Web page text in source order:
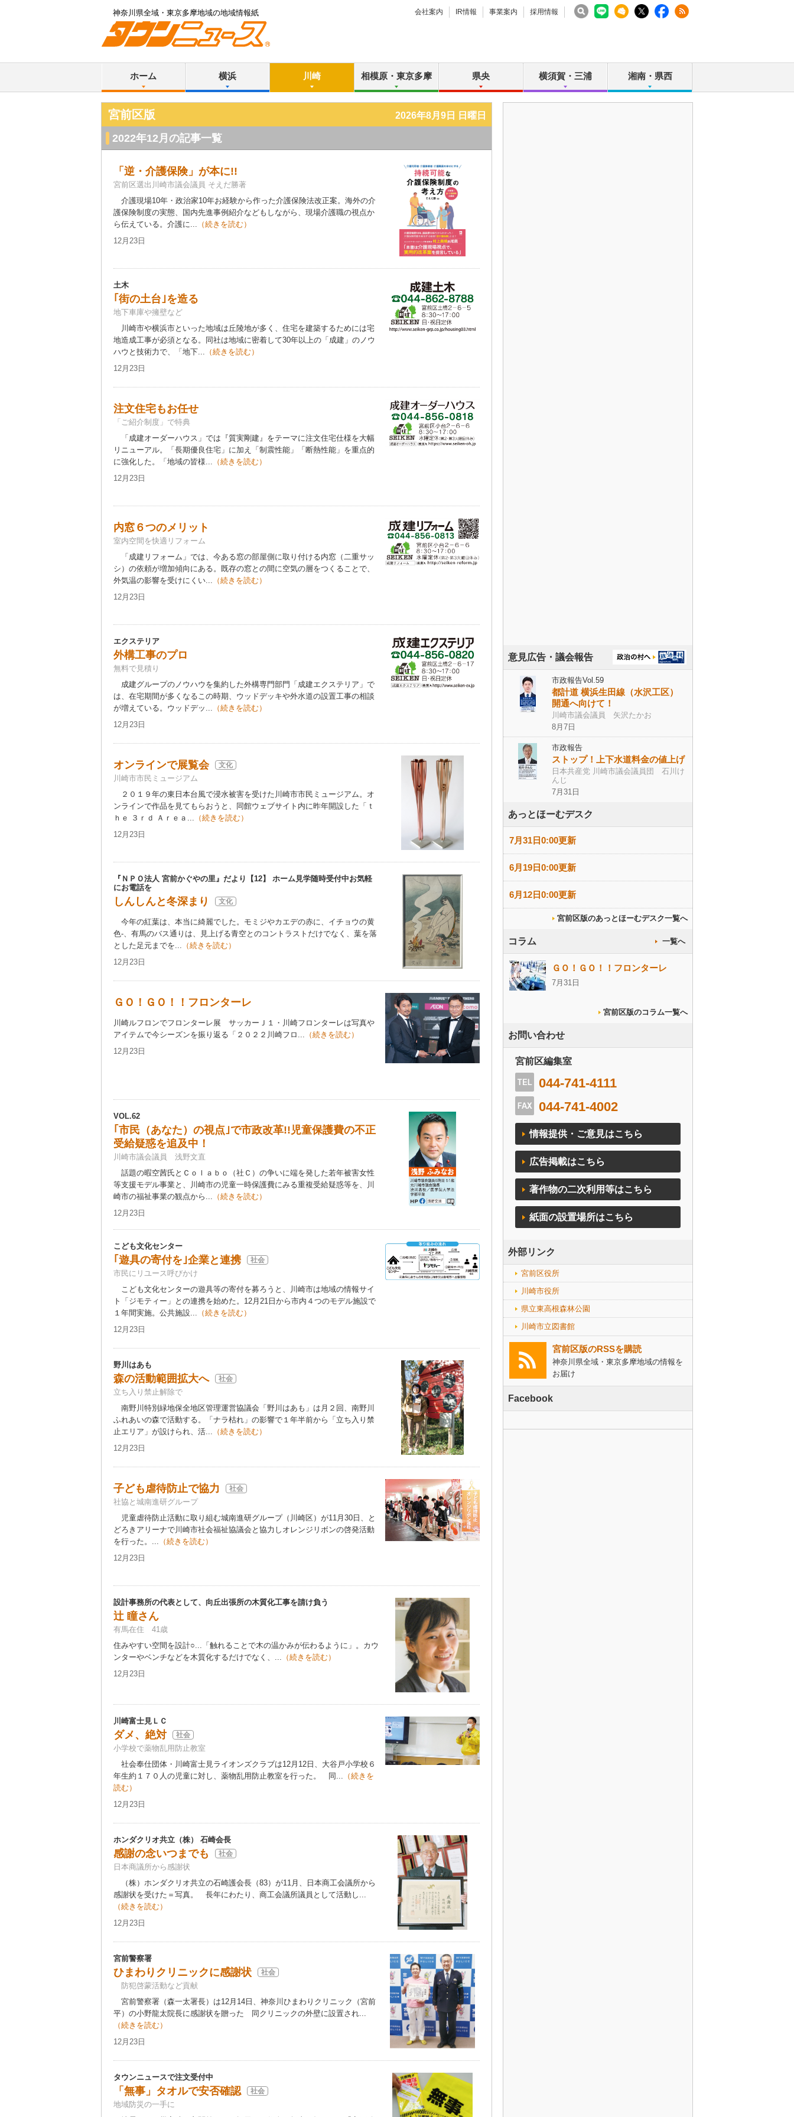
神奈川県全域・東京多摩地域の地域情報紙 会社案内 IR情報 事業案内 採用情報
ホーム 横浜 川崎 相模原・東京多摩 県央 横須賀・三浦 湘南・県西
宮前区版 2026年8月9日 日曜日
2022年12月の記事一覧
「逆・介護保険」が本に!!
宮前区選出川崎市議会議員 そえだ勝著
介護現場10年・政治家10年お経験から作った介護保険法改正案。海外の介
護保険制度の実態、国内先進事例紹介などもしながら、現場介護職の視点か
ら伝えている。介護に... （続きを読む）
12月23日
土木
｢街の土台｣を造る
地下車庫や擁壁など
川崎市や横浜市といった地域は丘陵地が多く、住宅を建築するためには宅
地造成工事が必須となる。同社は地域に密着して30年以上の「成建」のノウ
ハウと技術力で、「地下... （続きを読む）
12月23日
注文住宅もお任せ
「ご紹介制度」で特典
「成建オーダーハウス」では『質実剛建』をテーマに注文住宅仕様を大幅
リニューアル。「長期優良住宅」に加え「制震性能」「断熱性能」を重点的
に強化した。「地域の皆様... （続きを読む）
12月23日
内窓６つのメリット
室内空間を快適リフォーム
「成建リフォーム」では、今ある窓の部屋側に取り付ける内窓（二重サッ
シ）の依頼が増加傾向にある。既存の窓との間に空気の層をつくることで、
外気温の影響を受けにくい... （続きを読む）
12月23日
エクステリア
外構工事のプロ
無料で見積り
成建グループのノウハウを集約した外構専門部門「成建エクステリア」で
は、在宅期間が多くなるこの時期、ウッドデッキや外水道の設置工事の相談
が増えている。ウッドデッ... （続きを読む）
12月23日
オンラインで展覧会 文化
川崎市市民ミュージアム
２０１９年の東日本台風で浸水被害を受けた川崎市市民ミュージアム。オ
ンラインで作品を見てもらおうと、同館ウェブサイト内に昨年開設した「ｔ
ｈｅ ３ｒｄ Ａｒｅａ... （続きを読む）
12月23日
『ＮＰＯ法人 宮前かぐやの里』だより【12】 ホーム見学随時受付中お気軽
にお電話を
しんしんと冬深まり 文化
今年の紅葉は、本当に綺麗でした。モミジやカエデの赤に、イチョウの黄
色-、有馬のバス通りは、見上げる青空とのコントラストだけでなく、葉を落
とした足元までを... （続きを読む）
12月23日
ＧＯ！ＧＯ！！フロンターレ
川崎ルフロンでフロンターレ展 サッカーＪ１・川崎フロンターレは写真や
アイテムで今シーズンを振り返る「２０２２川崎フロ... （続きを読む）
12月23日
VOL.62
｢市民（あなた）の視点｣で市政改革!!児童保護費の不正
受給疑惑を追及中！
川崎市議会議員 浅野文直
話題の暇空茜氏とＣｏｌａｂｏ（社Ｃ）の争いに端を発した若年被害女性
等支援モデル事業と、川崎市の児童一時保護費にみる重複受給疑惑等を、川
崎市の福祉事業の観点から... （続きを読む）
12月23日
こども文化センター
｢遊具の寄付を｣企業と連携 社会
市民にリユース呼びかけ
こども文化センターの遊具等の寄付を募ろうと、川崎市は地域の情報サイ
ト「ジモティー」との連携を始めた。12月21日から市内４つのモデル施設で
１年間実施。公共施設... （続きを読む）
12月23日
野川はあも
森の活動範囲拡大へ 社会
立ち入り禁止解除で
南野川特別緑地保全地区管理運営協議会「野川はあも」は月２回、南野川
ふれあいの森で活動する。「ナラ枯れ」の影響で１年半前から「立ち入り禁
止エリア」が設けられ、活... （続きを読む）
12月23日
子ども虐待防止で協力 社会
社協と城南進研グループ
児童虐待防止活動に取り組む城南進研グループ（川崎区）が11月30日、と
どろきアリーナで川崎市社会福祉協議会と協力しオレンジリボンの啓発活動
を行った。... （続きを読む）
12月23日
設計事務所の代表として、向丘出張所の木質化工事を請け負う
辻 瞳さん
有馬在住 41歳
住みやすい空間を設計○...「触れることで木の温かみが伝わるように」。カウ
ンターやベンチなどを木質化するだけでなく、... （続きを読む）
12月23日
川崎富士見ＬＣ
ダメ、絶対 社会
小学校で薬物乱用防止教室
社会奉仕団体・川崎富士見ライオンズクラブは12月12日、大谷戸小学校６
年生約１７０人の児童に対し、薬物乱用防止教室を行った。 同... （続きを
読む）
12月23日
ホンダクリオ共立（株） 石崎会長
感謝の念いつまでも 社会
日本商議所から感謝状
（株）ホンダクリオ共立の石崎護会長（83）が11月、日本商工会議所から
感謝状を受けた＝写真。 長年にわたり、商工会議所議員として活動し...
（続きを読む）
12月23日
宮前警察署
ひまわりクリニックに感謝状 社会
防犯啓蒙活動など貢献
宮前警察署（森一太署長）は12月14日、神奈川ひまわりクリニック（宮前
平）の小野龍太院長に感謝状を贈った 同クリニックの外壁に設置され...
（続きを読む）
12月23日
タウンニュースで注文受付中
「無事」タオルで安否確認 社会
地域防災の一手に
意見広告・議会報告
市政報告Vol.59
都計道 横浜生田線（水沢工区）
開通へ向けて！
川崎市議会議員 矢沢たかお
8月7日
市政報告
ストップ！上下水道料金の値上げ
日本共産党 川崎市議会議員団 石川け
んじ
7月31日
あっとほーむデスク
7月31日0:00更新
6月19日0:00更新
6月12日0:00更新
宮前区版のあっとほーむデスク一覧へ
コラム 一覧へ
ＧＯ！ＧＯ！！フロンターレ
7月31日
宮前区版のコラム一覧へ
お問い合わせ
宮前区編集室
044-741-4111
044-741-4002
情報提供・ご意見はこちら
広告掲載はこちら
著作物の二次利用等はこちら
紙面の設置場所はこちら
外部リンク
宮前区役所
川崎市役所
県立東高根森林公園
川崎市立図書館
宮前区版のRSSを購読
神奈川県全域・東京多摩地域の情報を
お届け
Facebook